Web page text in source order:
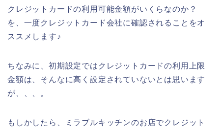
クレジットカードの利用可能金額がいくらなのか？
を、一度クレジットカード会社に確認されることをオ
ススメします♪
ちなみに、初期設定ではクレジットカードの利用上限
金額は、そんなに高く設定されていないとは思います
が、、、。
もしかしたら、ミラブルキッチンのお店でクレジット